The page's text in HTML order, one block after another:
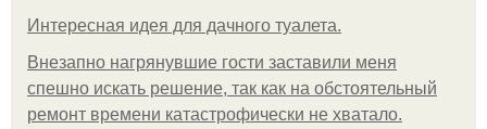
Интересная идея для дачного туалета.
Внезапно нагрянувшие гости заставили меня
спешно искать решение, так как на обстоятельный
ремонт времени катастрофически не хватало.